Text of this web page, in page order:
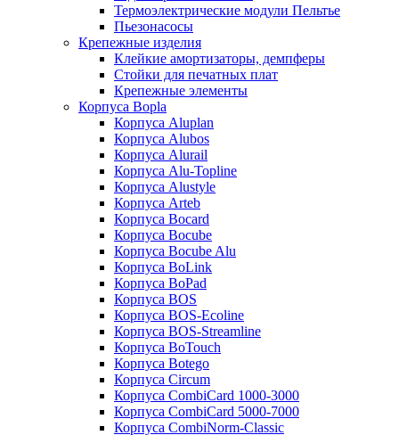
Термоэлектрические модули Пельтье
Пьезонасосы
Крепежные изделия
Клейкие амортизаторы, демпферы
Стойки для печатных плат
Крепежные элементы
Корпуса Bopla
Корпуса Aluplan
Корпуса Alubos
Корпуса Alurail
Корпуса Alu-Topline
Корпуса Alustyle
Корпуса Arteb
Корпуса Bocard
Корпуса Bocube
Корпуса Bocube Alu
Корпуса BoLink
Корпуса BoPad
Корпуса BOS
Корпуса BOS-Ecoline
Корпуса BOS-Streamline
Корпуса BoTouch
Корпуса Botego
Корпуса Circum
Корпуса CombiCard 1000-3000
Корпуса CombiCard 5000-7000
Корпуса CombiNorm-Classic